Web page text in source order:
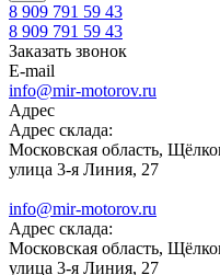
8 909 791 59 43
8 909 791 59 43
Заказать звонок
E-mail
info@mir-motorov.ru
Адрес
Адрес склада:
Московская область,
улица 3-я Линия, 27
info@mir-motorov.ru
Адрес склада:
Московская область,
улица 3-я Линия, 27